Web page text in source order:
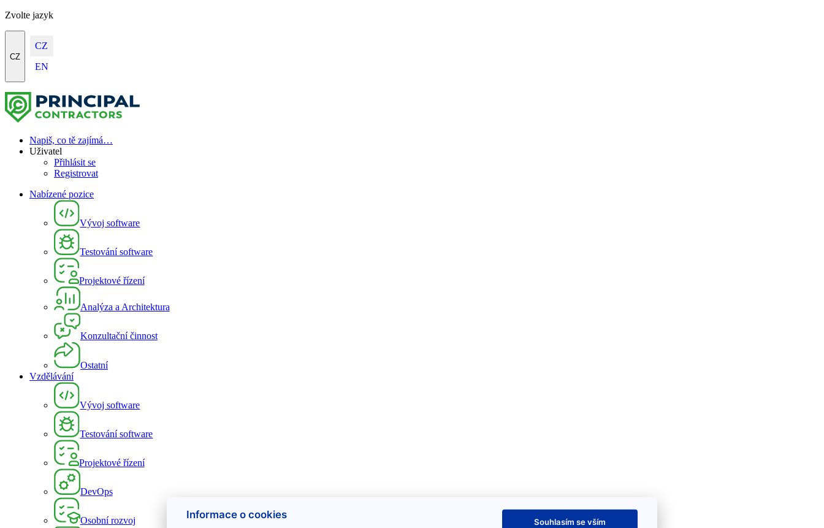
Zvolte jazyk
CZ
CZ
EN
Napiš, co tě zajímá…
Uživatel
Přihlásit se
Registrovat
Nabízené pozice
Vývoj software
Testování software
Projektové řízení
Analýza a Architektura
Konzultační činnost
Ostatní
Vzdělávání
Vývoj software
Testování software
Projektové řízení
DevOps
Osobní rozvoj Informace o cookies
Souhlasím se vším